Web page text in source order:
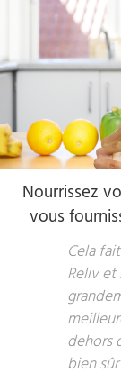
Nourrissez
vous
Cela
Reliv
dehors
bien